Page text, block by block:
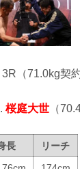
（71.0kg契約
桜庭大世 （
長
リーチ